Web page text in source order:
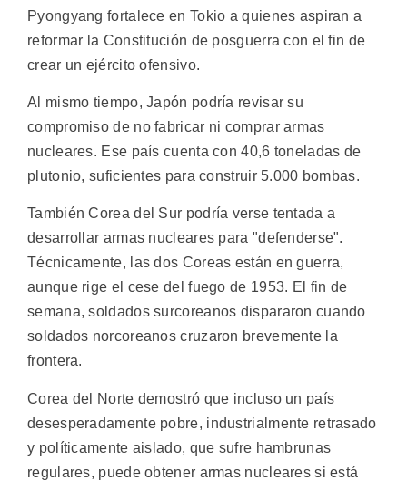
Pyongyang fortalece en Tokio a quienes aspiran a
reformar la Constitución de posguerra con el fin de
crear un ejército ofensivo.
Al mismo tiempo, Japón podría revisar su
compromiso de no fabricar ni comprar armas
nucleares. Ese país cuenta con 40,6 toneladas de
plutonio, suficientes para construir 5.000 bombas.
También Corea del Sur podría verse tentada a
desarrollar armas nucleares para "defenderse".
Técnicamente, las dos Coreas están en guerra,
aunque rige el cese del fuego de 1953. El fin de
semana, soldados surcoreanos dispararon cuando
soldados norcoreanos cruzaron brevemente la
frontera.
Corea del Norte demostró que incluso un país
desesperadamente pobre, industrialmente retrasado
y políticamente aislado, que sufre hambrunas
regulares, puede obtener armas nucleares si está